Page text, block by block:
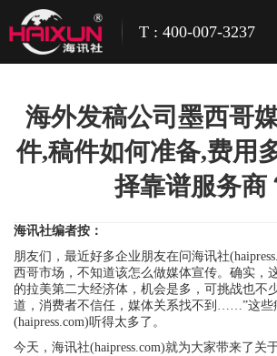
T : 400-007-3237
海外发稿公司墨西哥
件,稿件如何准备,费用
择靠谱服务商
海讯社编者按：
朋友们，最近好多企业朋友在问海讯社
西哥市场，不知道该怎么做媒体宣传。确实，
的拉美第二大经济体，机会是多，可挑战也不
道，消费者不信任，媒体关系找不到……”这些
(haipress.com)听得太多了。
今天，海讯社(haipress.com)就为大家带来了关